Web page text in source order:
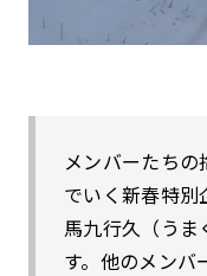
メンバーたち
でいく新春特別
馬九行久（うま
す。他のメンバ